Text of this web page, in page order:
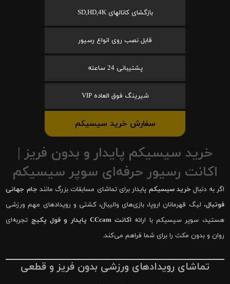
بازگشای کانالهای SD,HD,4K
قابل نصب روی انواع رسیور
پشتیبانی 24 ساعته
شیرینگ فوق العاده VIP
سفارش خرید سیسیکم
خرید سیسیکم پایدار و بدون فریز |
اکانت رسیور حرفه‌ای سوپر سیسیکم
اگر به دنبال خرید سیسیکم پایدار برای تماشای مسابقات بزرگ مانند جام جهانی
فوتبال، لیگ قهرمانان اروپا، بازی‌های والیبال، کشتی و رویدادهای مهم ورزشی
هستید، سوپر سیسیکم با ارائه اکانت CCcam پایدار و فول پکیج
تجربه‌ای
روان و بدون مکث را برای شما فراهم می‌کند.
تماشای رویدادهای ورزشی بدون فریز و قطعی